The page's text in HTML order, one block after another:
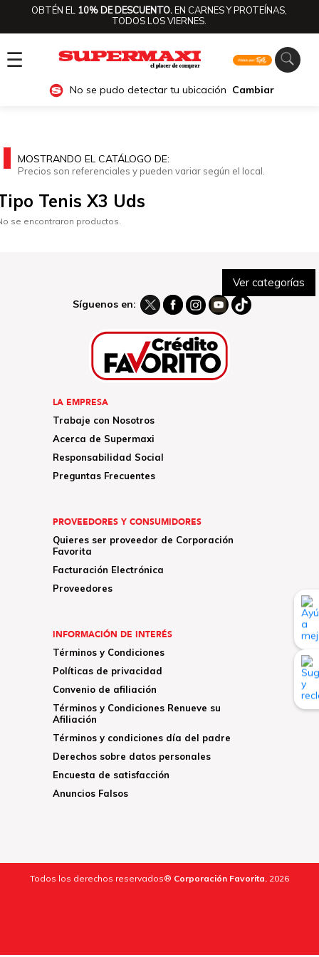
OBTÉN EL 10% DE DESCUENTO.EN CARNES Y PROTEÍNAS,
TODOS LOS VIERNES.
☰
No se pudo detectar tu ubicación Cambiar
Ver categorías
MOSTRANDO EL CATÁLOGO DE:
Precios son referenciales y pueden variar según el local.
Tenis X3 Uds
se encontraron productos.
Síguenos en:
LA EMPRESA
Trabaje con Nosotros
Acerca de Supermaxi
Responsabilidad Social
Preguntas Frecuentes
PROVEEDORES Y CONSUMIDORES
Quieres ser proveedor de Corporación
Favorita
Facturación Electrónica
Proveedores
INFORMACIÓN DE INTERÉS
Términos y Condiciones
Políticas de privacidad
Convenio de afiliación
Términos y Condiciones Renueve su
Afiliación
Términos y condiciones día del padre
Derechos sobre datos personales
Encuesta de satisfacción
Anuncios Falsos
Todos los derechos reservados® Corporación Favorita. 2026